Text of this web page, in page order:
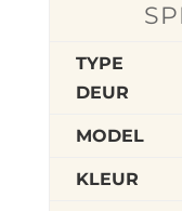
TYPE
DEUR
MODEL
KLEUR